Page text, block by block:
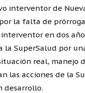
interventor de
la falta de
en dos
la SuperSalud por
real, manejo
las acciones de la
desarrollo.